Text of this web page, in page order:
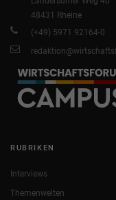
48431 Rheine
(+49) 5971 92164-0
RUBRIKEN
Interviews
Themenwelten